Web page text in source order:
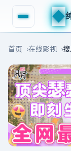
◆
首页 在线影视